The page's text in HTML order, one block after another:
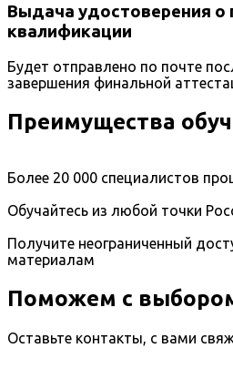
Выдача удостоверения о
квалификации
Будет отправлено по почте
завершения финальной
Преимущества
Более 20 000 специалистов
Обучайтесь из любой точки
Получите неограниченный
материалам
Поможем с
Оставьте контакты, с вами